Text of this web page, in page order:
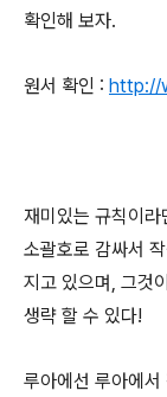
확인해 보자.
원서 확인 : http://
재미있는 규칙이
소괄호로 감싸서
지고 있으며, 그것
생략 할 수 있다!
루아에선 루아에